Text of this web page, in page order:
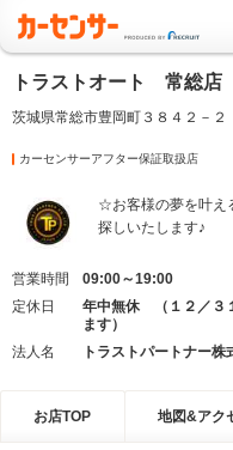
トラストオート 常総店
茨城県常総市豊岡町３８４２－２
カーセンサーアフター保証取扱店
☆お客様の夢を叶え
探しいたします♪
営業時間
09:00～19:00
定休日
年中無休 （１２／３
ます）
法人名
トラストパートナー株
お店TOP 地図&アク